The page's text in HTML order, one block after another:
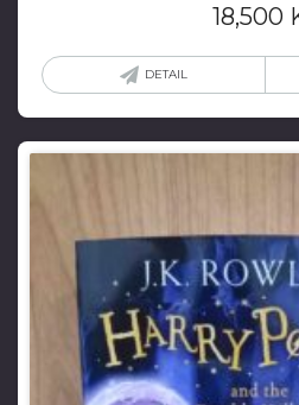
18,500
DETAIL